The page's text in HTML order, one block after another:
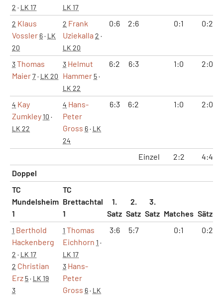
2 · LK 17
LK 17
2 Klaus
Vossler 6· LK
20
2 Frank
Uziekalla 2 ·
LK 20
0:6 2:6 0:1 0:2
3Thomas
Maier7· LK 20
3 Helmut
Hammer 5·
LK 22
6:2 6:3 1:0 2:0
4 Kay
Zumkley10 ·
LK 22
4 Hans-
Peter
Gross 6· LK
24
6:3 6:2 1:0 2:0
Einzel 2:2
4:4
Doppel
TC
Mundelsheim
1
TC
Brettachtal
1
1.
Satz
2.
Satz
3.
Satz Matches Sätze
1 Berthold
Hackenberg
2 · LK 17
2 Christian
Erz 5· LK 19
3
1 Thomas
Eichhorn 1 ·
LK 17
3 Hans-
Peter
Gross 6· LK
3:6 5:7 0:1 0:2